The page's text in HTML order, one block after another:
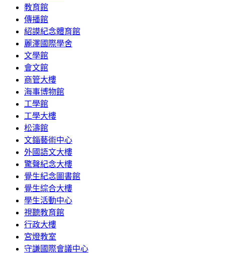
教育館
傳播館
紹謨紀念體育館
麗澤國際學舍
文學館
會文館
商管大樓
海事博物館
工學館
工學大樓
松濤館
文錙藝術中心
外國語文大樓
驚聲紀念大樓
覺生紀念圖書館
覺生綜合大樓
學生活動中心
視聽教育館
行政大樓
宮燈教室
守謙國際會議中心